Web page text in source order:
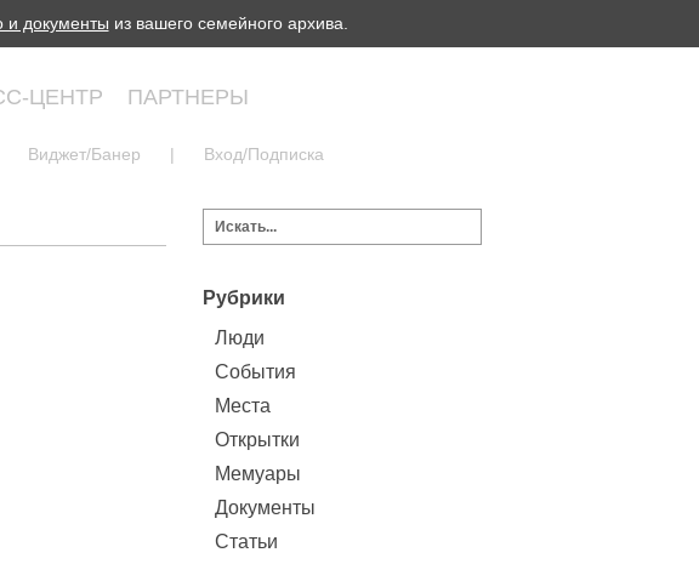
и документы из вашего семейного архива.
ЦЕНТР ПАРТНЕРЫ
Виджет/Банер | Вход/Подписка
Рубрики
Люди
События
Места
Открытки
Мемуары
Документы
Статьи